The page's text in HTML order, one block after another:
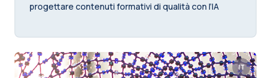
progettare contenuti formativi di qualità con l’IA
IT